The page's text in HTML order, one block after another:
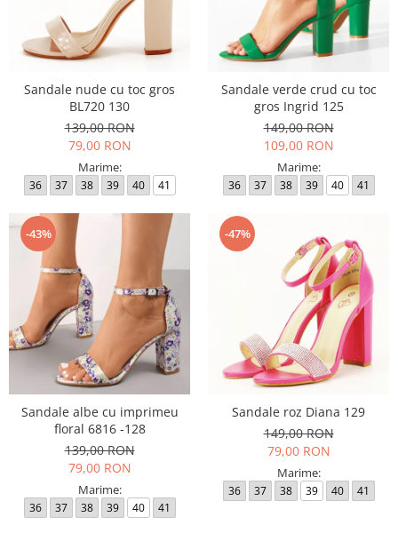
Sandale nude cu toc gros
BL720 130
139,00 RON
79,00 RON
Marime:
36 37 38 39 40 41
Sandale verde crud cu toc
gros Ingrid 125
149,00 RON
109,00 RON
Marime:
36 37 38 39 40 41
-43%
Sandale albe cu imprimeu
floral 6816 -128
139,00 RON
79,00 RON
Marime:
36 37 38 39 40 41
-47%
Sandale roz Diana 129
149,00 RON
79,00 RON
Marime:
36 37 38 39 40 41